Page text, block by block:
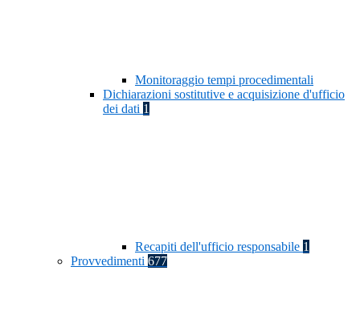
Monitoraggio tempi procedimentali
Dichiarazioni sostitutive e acquisizione d'ufficio
dei dati 1
Recapiti dell'ufficio responsabile 1
Provvedimenti 677